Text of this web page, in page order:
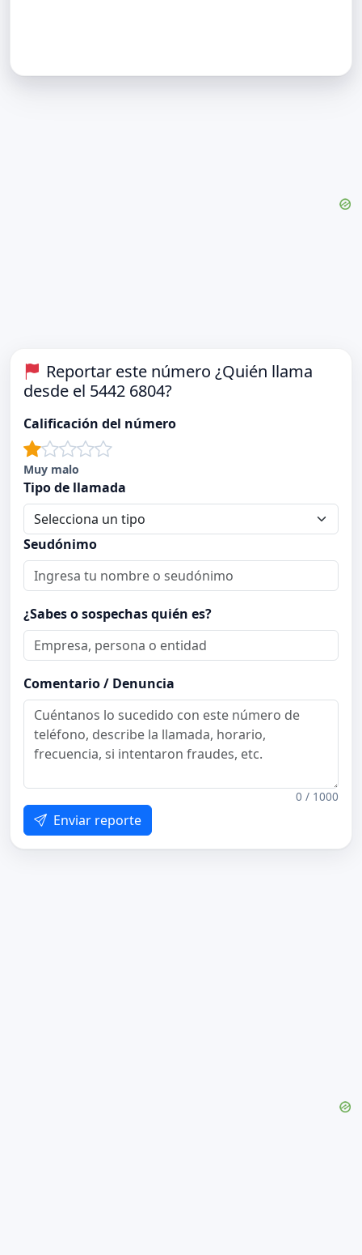
Reportar este número ¿Quién llama
desde el 5442 6804?
Calificación del número
Muy malo
Tipo de llamada
Seudónimo
¿Sabes o sospechas quién es?
Comentario / Denuncia
0 / 1000
Enviar reporte